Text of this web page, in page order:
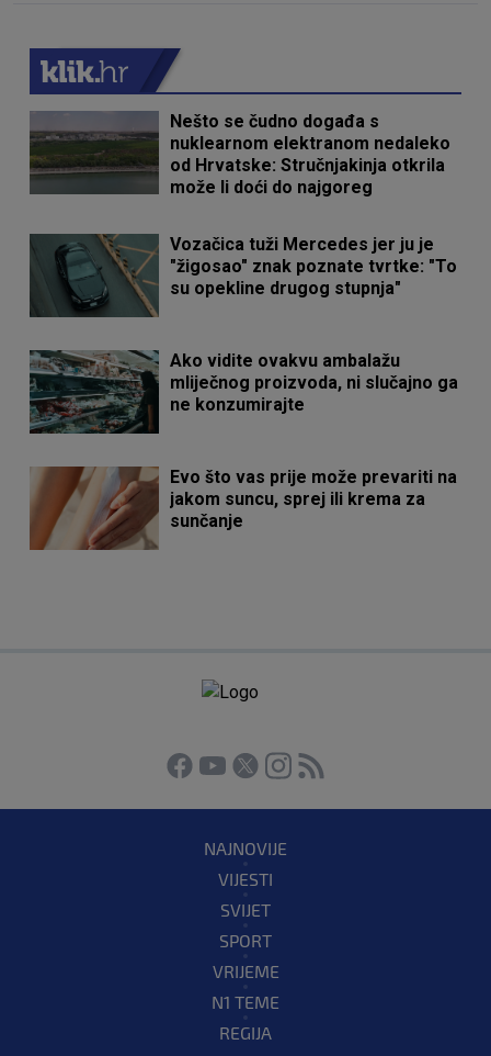
Nešto se čudno događa s
nuklearnom elektranom nedaleko
od Hrvatske: Stručnjakinja otkrila
može li doći do najgoreg
Vozačica tuži Mercedes jer ju je
"žigosao" znak poznate tvrtke: "To
su opekline drugog stupnja"
Ako vidite ovakvu ambalažu
mliječnog proizvoda, ni slučajno ga
ne konzumirajte
Evo što vas prije može prevariti na
jakom suncu, sprej ili krema za
sunčanje
NAJNOVIJE
VIJESTI
SVIJET
SPORT
VRIJEME
N1 TEME
REGIJA